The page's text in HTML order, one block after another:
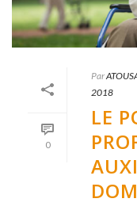
0
Par
2018
LE